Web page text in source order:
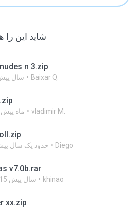
شاید این
n 3.zip
8 سال Baixar Q.
2 ماه پیش vladimir M.
حدود یک سال Diego
v7.0b.rar
15 سال پیش khinao
xx.zip